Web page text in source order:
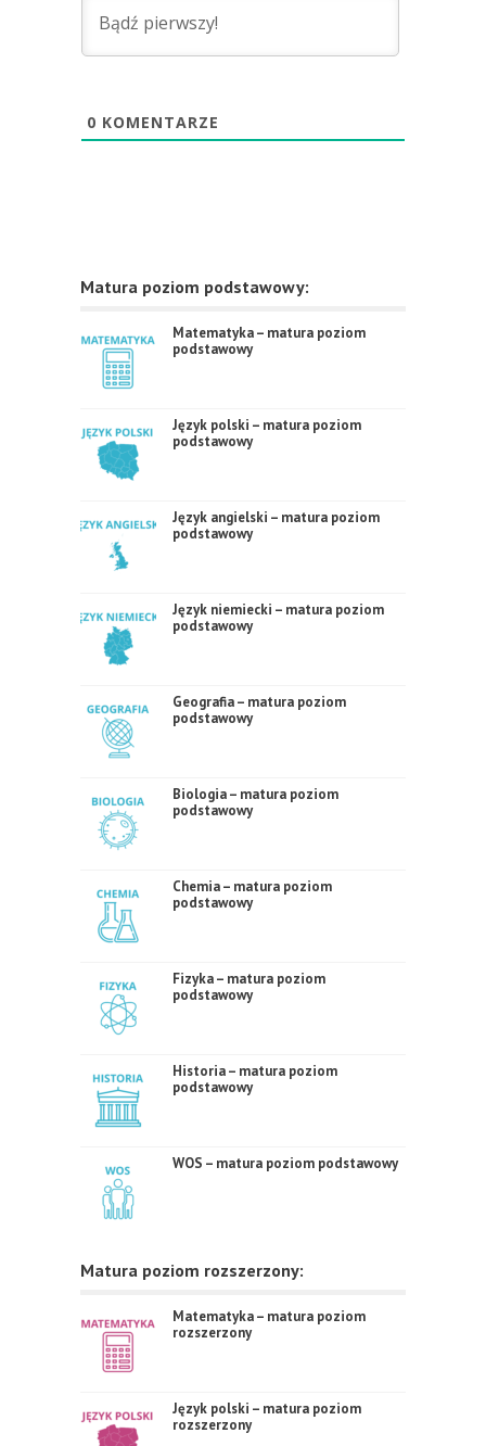
0 KOMENTARZE
Matura poziom podstawowy:
Matematyka – matura poziom
podstawowy
Język polski – matura poziom
podstawowy
Język angielski – matura poziom
podstawowy
Język niemiecki – matura poziom
podstawowy
Geografia – matura poziom
podstawowy
Biologia – matura poziom
podstawowy
Chemia – matura poziom
podstawowy
Fizyka – matura poziom
podstawowy
Historia – matura poziom
podstawowy
WOS – matura poziom podstawowy
Matura poziom rozszerzony:
Matematyka – matura poziom
rozszerzony
Język polski – matura poziom
rozszerzony